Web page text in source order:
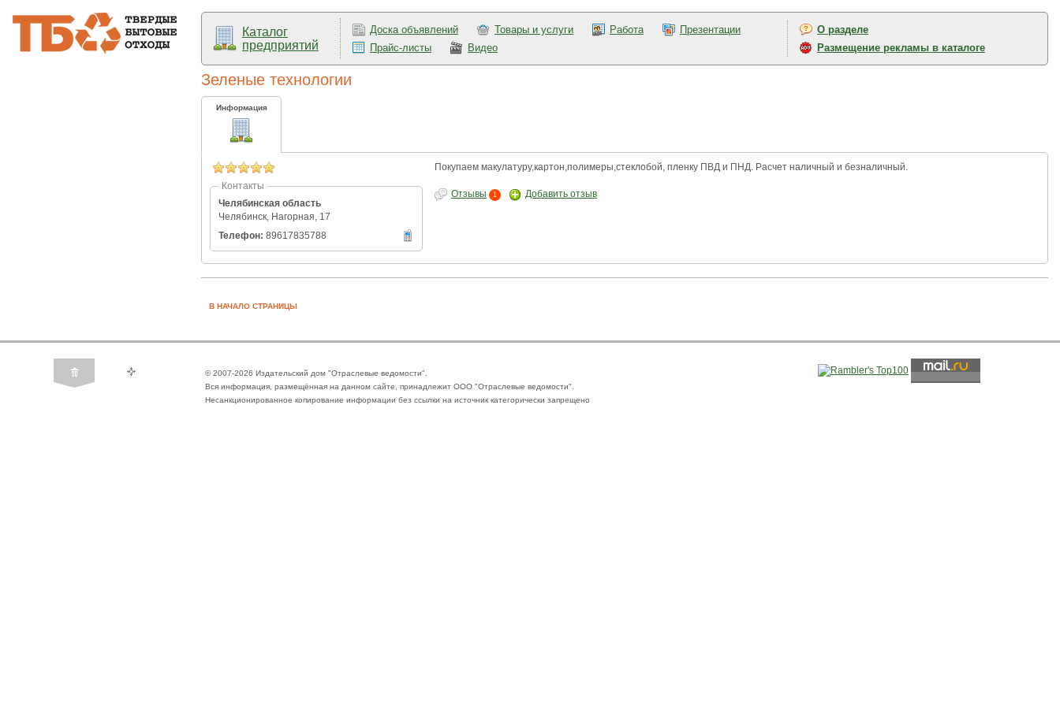
Каталог
предприятий
Доска объявлений Товары и услуги Работа
Презентации
Прайс-листы
Видео
О разделе
Размещение рекламы в каталоге
Зеленые технологии
Информация
Контакты
Челябинская область
Челябинск, Нагорная, 17
Телефон: 89617835788
Покупаем макулатуру,картон,полимеры,стеклобой, пленку ПВД и ПНД. Расчет наличный и безналичный.
Отзывы 1 Добавить отзыв
В НАЧАЛО СТРАНИЦЫ
© 2007-2026 Издательский дом "Отраслевые ведомости".
Вся информация, размещённая на данном сайте, принадлежит ООО "Отраслевые ведомости".
Несанкционированное копирование информации без ссылки на источник категорически запрещено